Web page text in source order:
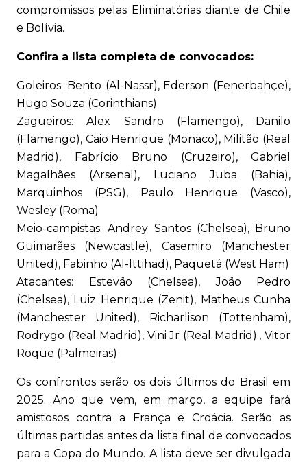
compromissos pelas Eliminatórias diante de Chile
e Bolívia.
Confira a lista completa de convocados:
Goleiros: Bento (Al-Nassr), Ederson (Fenerbahçe),
Hugo Souza (Corinthians)
Zagueiros: Alex Sandro (Flamengo), Danilo
(Flamengo), Caio Henrique (Monaco), Militão (Real
Madrid), Fabrício Bruno (Cruzeiro), Gabriel
Magalhães (Arsenal), Luciano Juba (Bahia),
Marquinhos (PSG), Paulo Henrique (Vasco),
Wesley (Roma)
Meio-campistas: Andrey Santos (Chelsea), Bruno
Guimarães (Newcastle), Casemiro (Manchester
United), Fabinho (Al-Ittihad), Paquetá (West Ham)
Atacantes: Estevão (Chelsea), João Pedro
(Chelsea), Luiz Henrique (Zenit), Matheus Cunha
(Manchester United), Richarlison (Tottenham),
Rodrygo (Real Madrid), Vini Jr (Real Madrid)., Vitor
Roque (Palmeiras)
Os confrontos serão os dois últimos do Brasil em
2025. Ano que vem, em março, a equipe fará
amistosos contra a França e Croácia. Serão as
últimas partidas antes da lista final de convocados
para a Copa do Mundo. A lista deve ser divulgada